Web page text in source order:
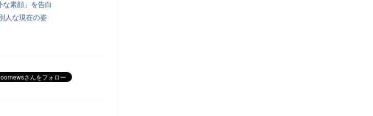
な素顔」を告白
人な現在の姿